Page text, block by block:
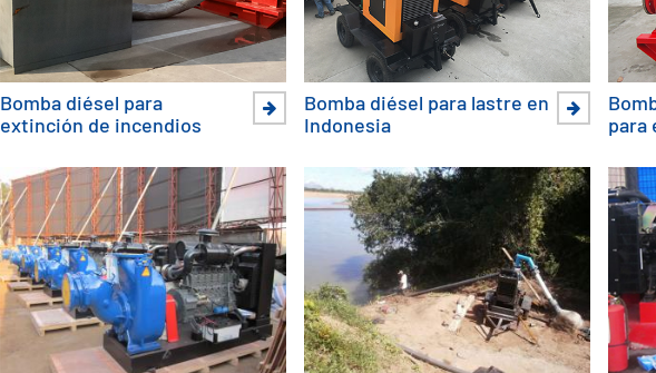
Bomba diésel para
extinción de incendios
Bomba diésel para lastre en
Indonesia
para